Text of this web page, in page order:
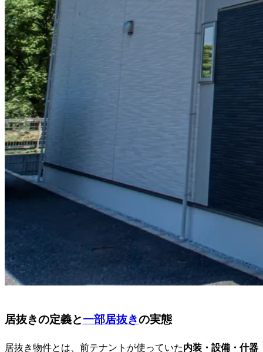
居抜きの定義と一部居抜きの実態
居抜き物件とは、前テナントが使っていた内装・設備・什器